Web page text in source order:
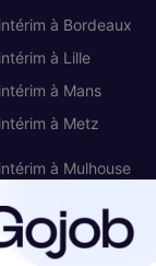
à Bordeaux
à Lille
à Mans
à Metz
à Mulhouse
à Nantes
à Paris